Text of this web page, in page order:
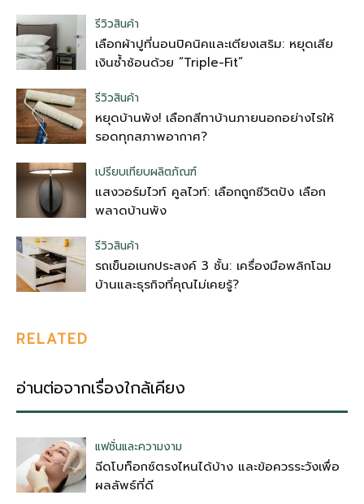
รีวิวสินค้า
เลือกผ้าปูที่นอนปิคนิคและเตียงเสริม: หยุดเสีย
เงินซ้ำซ้อนด้วย “Triple-Fit”
รีวิวสินค้า
หยุดบ้านพัง! เลือกสีทาบ้านภายนอกอย่างไรให้
รอดทุกสภาพอากาศ?
เปรียบเทียบผลิตภัณฑ์
แสงวอร์มไวท์ คูลไวท์: เลือกถูกชีวิตปัง เลือก
พลาดบ้านพัง
รีวิวสินค้า
รถเข็นอเนกประสงค์ 3 ชั้น: เครื่องมือพลิกโฉม
บ้านและธุรกิจที่คุณไม่เคยรู้?
RELATED
อ่านต่อจากเรื่องใกล้เคียง
แฟชั่นและความงาม
ฉีดโบท็อกซ์ตรงไหนได้บ้าง และข้อควรระวังเพื่อ
ผลลัพธ์ที่ดี